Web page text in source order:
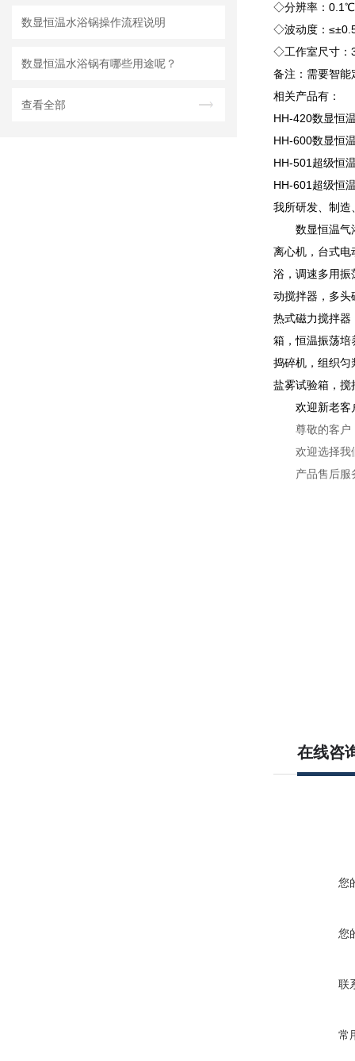
数显恒温水浴锅​操作流程说明
数显恒温水浴锅​有哪些用途呢？
查看全部
◇分辨率：0.1℃
◇波动度：
◇工作室尺寸：
备注：需要智能
相关产品有：
HH-420数显恒
HH-600数显恒
HH-501超级恒
HH-601超级恒
我所研发、制造
数显恒温气
离心机，台式电
浴，调速多用振
动搅拌器，多头
热式磁力搅拌器
箱，恒温振荡培
捣碎机，组织匀
盐雾试验箱，搅
欢迎新老客
尊敬的客户
欢迎选择我
产品售后服
在线咨
您
您
联
常